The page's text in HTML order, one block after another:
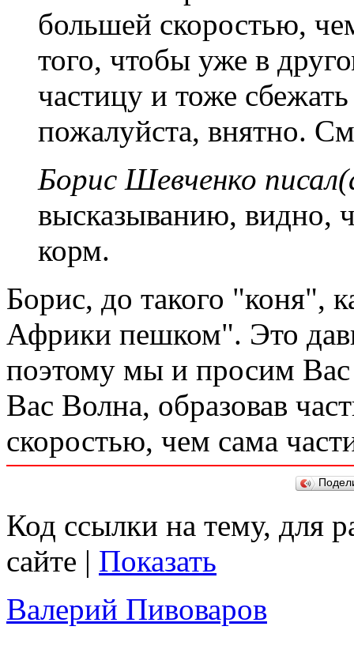
большей скоростью,
того, чтобы уже в
частицу и тоже
пожалуйста, внятно.
Борис Шевченко
высказыванию, видно,
корм.
Борис, до такого "коня",
Африки пешком". Это
поэтому мы и просим
Вас Волна, образовав
скоростью, чем сама
Код ссылки на тему, для
сайте | Показать
Валерий Пивоваров